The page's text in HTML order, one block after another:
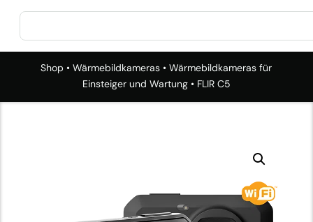
Shop •Wärmebildkameras •Wärmebildkameras für
Einsteiger und Wartung• FLIR C5